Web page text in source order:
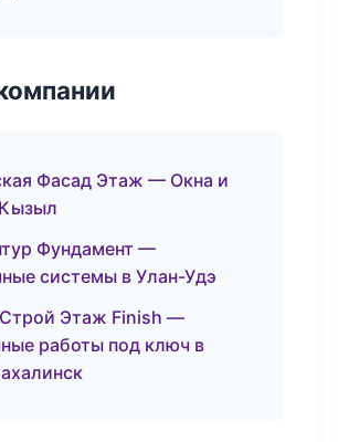
Фасад Этаж — Окна и
Фундамент —
системы в Улан-Удэ
Этаж Finish —
работы под ключ в